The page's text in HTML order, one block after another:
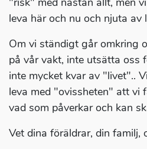
leva här och nu och njuta av
Om vi ständigt går omkring
på vår vakt, inte utsätta oss
inte mycket kvar av "livet"..
leva med "ovissheten" att vi
vad som påverkar och kan
Vet dina föräldrar, din familj,